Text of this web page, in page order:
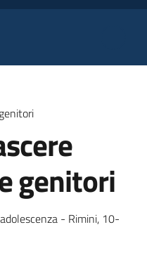
genitori
- Rimini, 10-